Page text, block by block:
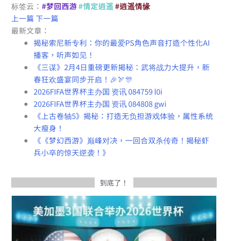
标签云：#梦回西游#情定逍遥#逍遥情缘
上一篇 下一篇
最新文章：
揭秘索尼新专利：你的最爱PS角色声音打造个性化AI
播客，听声如见！
《三谋》2月4日重磅更新揭秘：武将战力大提升，新
春狂欢盛宴同步开启！🎉🏹🎊
2026FIFA世界杯主办国 资讯 084759 l0i
2026FIFA世界杯主办国 资讯 084808 gwi
《上古卷轴5》揭秘：打造无负担游戏体验，属性系统
大瘦身！
《《梦幻西游》巅峰对决，一回合双杀传奇！揭秘虾
兵小卒的惊天逆袭！》
到底了！